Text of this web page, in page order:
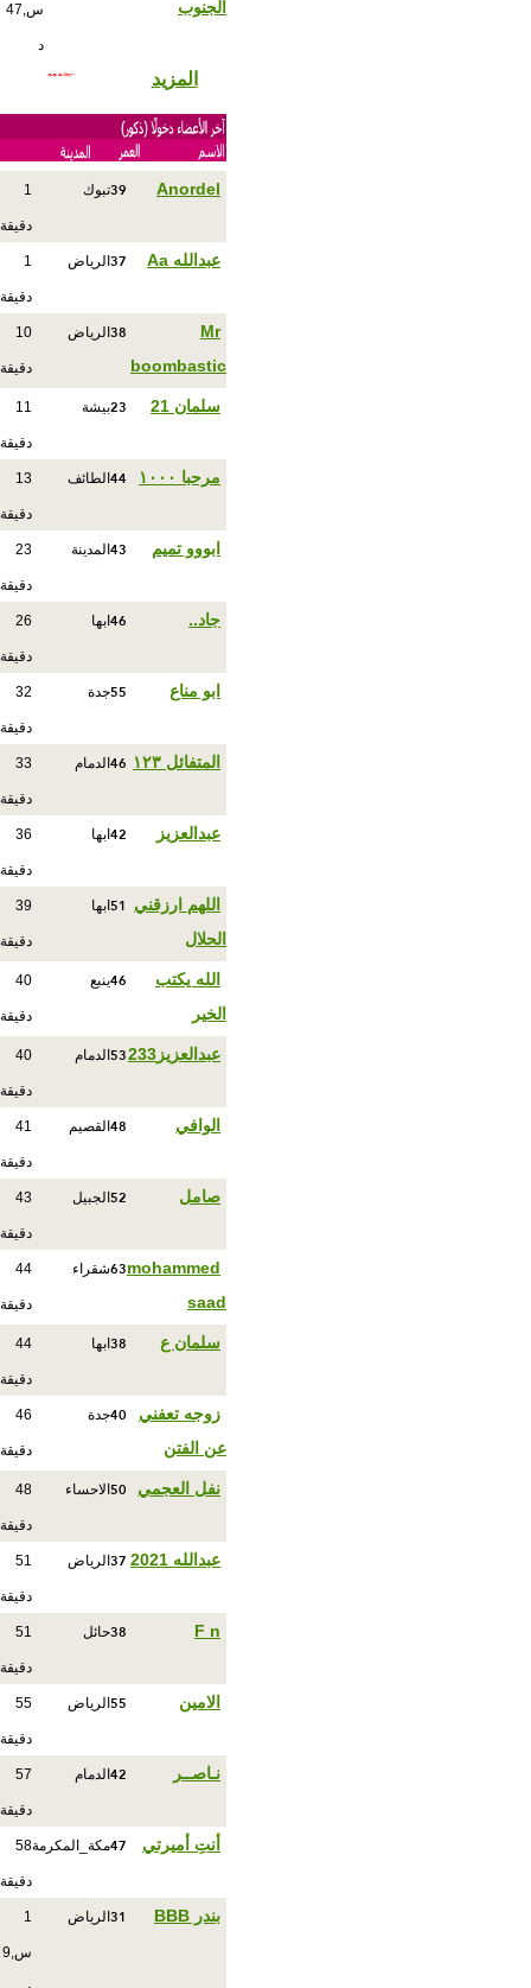
الجنوب
س,47
د
المزيد
Anordel
39تبوك 1
دقيقة
عبدالله Aa 37 الرياض 1
دقيقة
Mr
boombastic
38 الرياض 10
دقيقة
سلمان 21 23بيشة 11
دقيقة
مرحبا ١٠٠٠ 44 الطائف 13
دقيقة
ابووو تميم 43 المدينة 23
دقيقة
جاد.. 46 ابها 26
دقيقة
ابو مناع 55جدة 32
دقيقة
المتفائل ١٢٣ 46 الدمام 33
دقيقة
عبدالعزيز 42 ابها 36
دقيقة
اللهم ارزقني
الحلال
51 ابها 39
دقيقة
الله يكتب
الخير
46ينبع 40
دقيقة
عبدالعزيز233 53 الدمام 40
دقيقة
الوافي 48 القصيم 41
دقيقة
صامل 52 الجبيل 43
دقيقة
mohammed
saad
63شقراء 44
دقيقة
سلمان ع 38 ابها 44
دقيقة
زوجه تعفني
عن الفتن
40جدة 46
دقيقة
نفل العجمي 50 الاحساء 48
دقيقة
عبدالله 2021 37 الرياض 51
دقيقة
F n
38حائل 51
دقيقة
الامين 55 الرياض 55
دقيقة
نـاصــر 42 الدمام 57
دقيقة
أنتِ أميرتي 47مكة_المكرمة58
دقيقة
بندر BBB 31 الرياض 1
س,9